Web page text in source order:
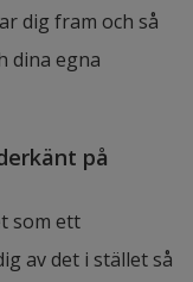
dig fram och så
dina egna
på
som ett
av det i stället så